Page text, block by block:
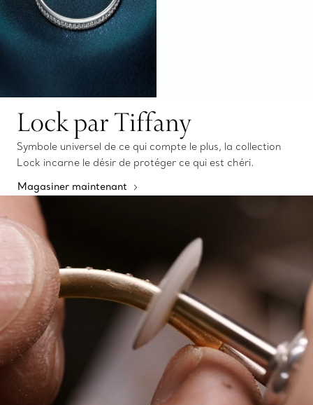
Lock par Tiffany
Symbole universel de ce qui compte le plus, la collection
Lock incarne le désir de protéger ce qui est chéri.
Magasiner maintenant